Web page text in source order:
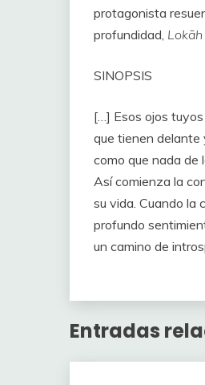
protagonista
profundidad, Lokāh
SINOPSIS
[…] Esos ojos
que tienen delante
como que nada de
Así comienza la
su vida. Cuando la
profundo
un camino de
Entradas